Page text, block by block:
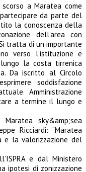
scorso a Maratea come
da parte del
la conoscenza della
dell’area con
tratta di un importante
verso l’istituzione e
lungo la costa tirrenica
Da iscritto al Circolo
soddisfazione
Amministrazione
a termine il lungo e
sky&amp;sea
Ricciardi: “Maratea
e la valorizzazione del
e dal Ministero
ipotesi di zonizzazione